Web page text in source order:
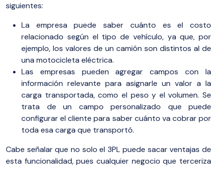
siguientes:
La empresa puede saber cuánto es el costo
relacionado según el tipo de vehículo, ya que, por
ejemplo, los valores de un camión son distintos al de
una motocicleta eléctrica.
Las empresas pueden agregar campos con la
información relevante para asignarle un valor a la
carga transportada, como el peso y el volumen. Se
trata de un campo personalizado que puede
configurar el cliente para saber cuánto va cobrar por
toda esa carga que transportó.
Cabe señalar que no solo el 3PL puede sacar ventajas de
esta funcionalidad, pues cualquier negocio que terceriza